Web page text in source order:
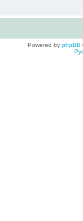
Powered by phpBB